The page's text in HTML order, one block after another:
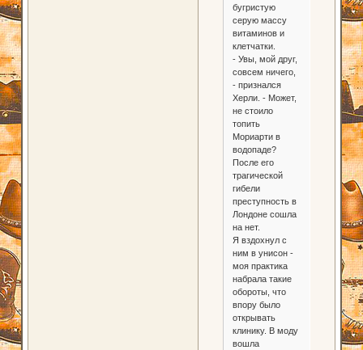
бугристую
серую массу
витаминов и
клетчатки.
- Увы, мой друг,
совсем ничего,
- признался
Херли. - Может,
не стоило
топить
Мориарти в
водопаде?
После его
трагической
гибели
преступность в
Лондоне сошла
на нет.
Я вздохнул с
ним в унисон -
моя практика
набрала такие
обороты, что
впору было
открывать
клинику. В моду
вошла